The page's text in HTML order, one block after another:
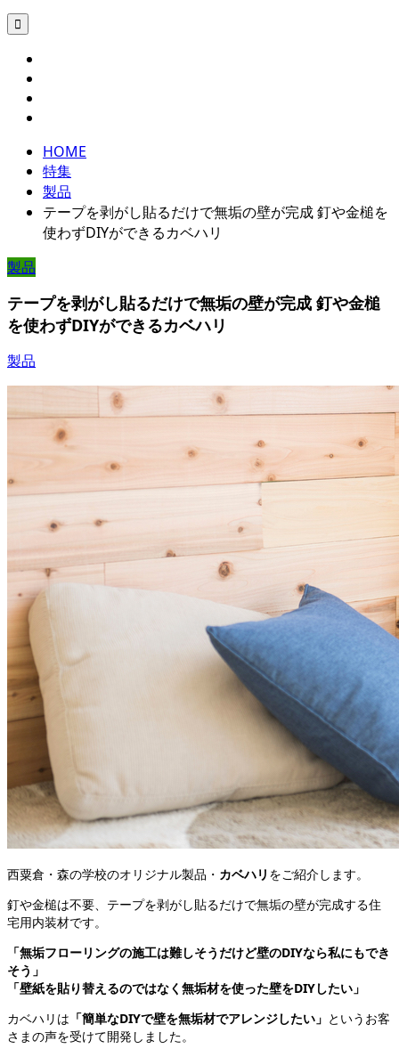

HOME
特集
製品
テープを剥がし貼るだけで無垢の壁が完成 釘や金槌を
使わずDIYができるカベハリ
製品
テープを剥がし貼るだけで無垢の壁が完成 釘や金槌
を使わずDIYができるカベハリ
製品
西粟倉・森の学校のオリジナル製品・ カベハリ をご紹介します。
釘や金槌は不要、テープを剥がし貼るだけで無垢の壁が完成する住
宅用内装材です。
「無垢フローリングの施工は難しそうだけど壁のDIYなら私にもでき
そう」
「壁紙を貼り替えるのではなく無垢材を使った壁をDIYしたい」
カベハリは 「簡単なDIYで壁を無垢材でアレンジしたい」 というお客
さまの声を受けて開発しました。